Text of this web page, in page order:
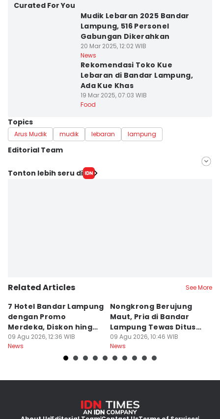
Curated For You
Mudik Lebaran 2025 Bandar
Lampung, 516 Personel
Gabungan Dikerahkan
20 Mar 2025, 12:02 WIB
News
Rekomendasi Toko Kue
Lebaran di Bandar Lampung,
Ada Kue Khas
19 Mar 2025, 07:03 WIB
Food
Topics
Arus Mudik mudik lebaran lampung
Editorial Team
Editor
Tonton lebih seru di
Related Articles See More
7 Hotel Bandar Lampung
dengan Promo
Merdeka, Diskon hingga
50 Persen
09 Agu 2026, 12:36 WIB
News
Nongkrong Berujung
Maut, Pria di Bandar
Lampung Tewas Ditusuk
Teman
09 Agu 2026, 10:46 WIB
News